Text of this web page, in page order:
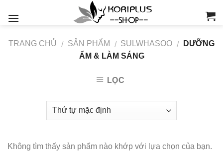
TRANG CHỦ / SẢN PHẨM / SULWHASOO /
DƯỠNG
ẨM & LÀM SÁNG
LỌC
Không tìm thấy sản phẩm nào khớp với lựa chọn của bạn.